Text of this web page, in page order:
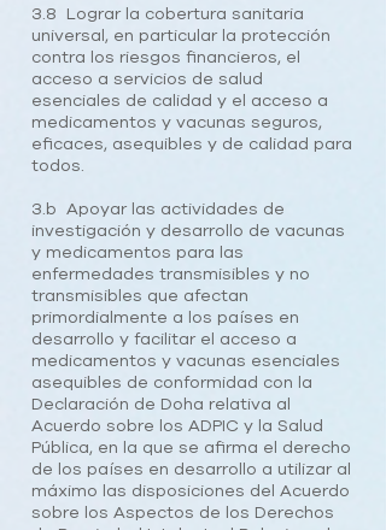
3.8 Lograr la cobertura sanitaria
universal, en particular la protección
contra los riesgos financieros, el
acceso a servicios de salud
esenciales de calidad y el acceso a
medicamentos y vacunas seguros,
eficaces, asequibles y de calidad para
todos.
3.b Apoyar las actividades de
investigación y desarrollo de vacunas
y medicamentos para las
enfermedades transmisibles y no
transmisibles que afectan
primordialmente a los países en
desarrollo y facilitar el acceso a
medicamentos y vacunas esenciales
asequibles de conformidad con la
Declaración de Doha relativa al
Acuerdo sobre los ADPIC y la Salud
Pública, en la que se afirma el derecho
de los países en desarrollo a utilizar al
máximo las disposiciones del Acuerdo
sobre los Aspectos de los Derechos